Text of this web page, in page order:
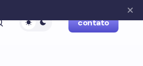
contato